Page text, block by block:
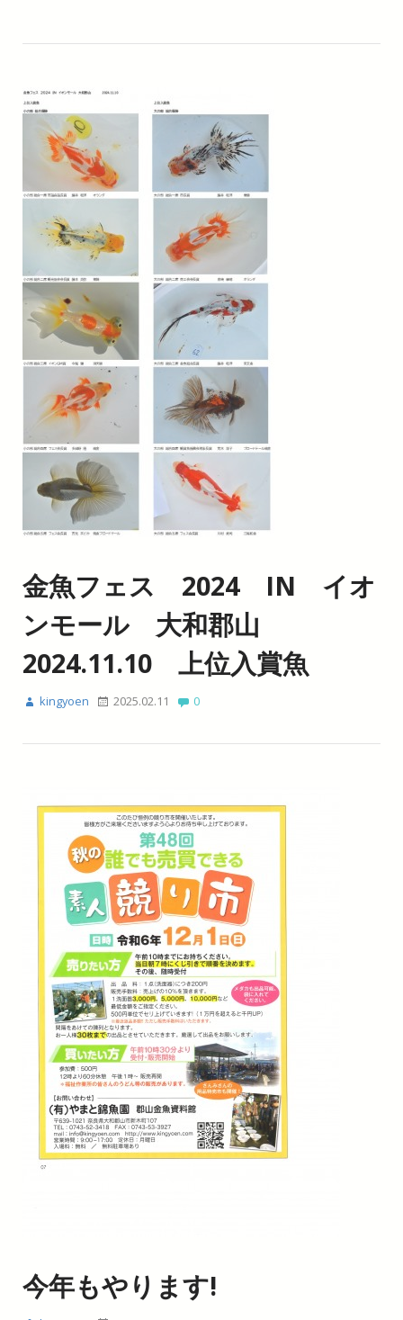
金魚フェス 2024 IN イオ
ンモール 大和郡山
2024.11.10 上位入賞魚
kingyoen 2025.02.11 0
今年もやります!